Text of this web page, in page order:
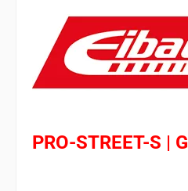
PRO-STREET-S |